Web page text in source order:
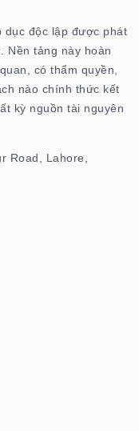
dục độc lập được phát
Nền tảng này hoàn
có thẩm quyền,
nào chính thức kết
kỳ nguồn tài nguyên
Road, Lahore,